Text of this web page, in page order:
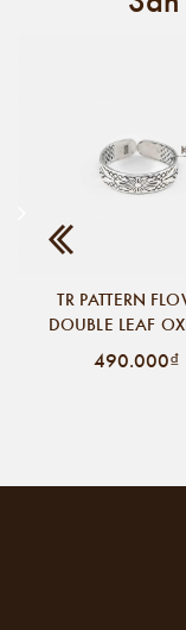
TR PATTERN
DOUBLE LEAF
490.000₫